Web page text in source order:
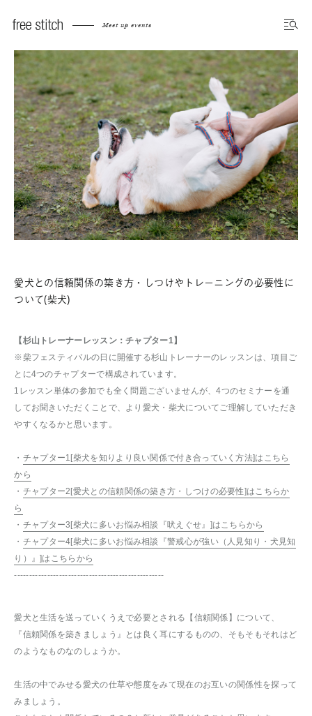
Meet up events
愛犬との信頼関係の築き方・しつけやトレーニングの必要性に
ついて(柴犬)
【杉山トレーナーレッスン：チャプター1】
※柴フェスティバルの日に開催する杉山トレーナーのレッスンは、項目ご
とに4つのチャプターで構成されています。
1レッスン単体の参加でも全く問題ございませんが、4つのセミナーを通
してお聞きいただくことで、より愛犬・柴犬についてご理解していただき
やすくなるかと思います。
・ チャプター1[柴犬を知りより良い関係で付き合っていく方法]はこちら
から
・ チャプター2[愛犬との信頼関係の築き方・しつけの必要性]はこちらか
ら
・ チャプター3[柴犬に多いお悩み相談『吠えぐせ』]はこちらから
・ チャプター4[柴犬に多いお悩み相談『警戒心が強い（人見知り・犬見知
り）』]はこちらから
--------------------------------------------------
愛犬と生活を送っていくうえで必要とされる【信頼関係】について、
『信頼関係を築きましょう』とは良く耳にするものの、そもそもそれはど
のようなものなのしょうか。
生活の中でみせる愛犬の仕草や態度をみて現在のお互いの関係性を探って
みましょう。